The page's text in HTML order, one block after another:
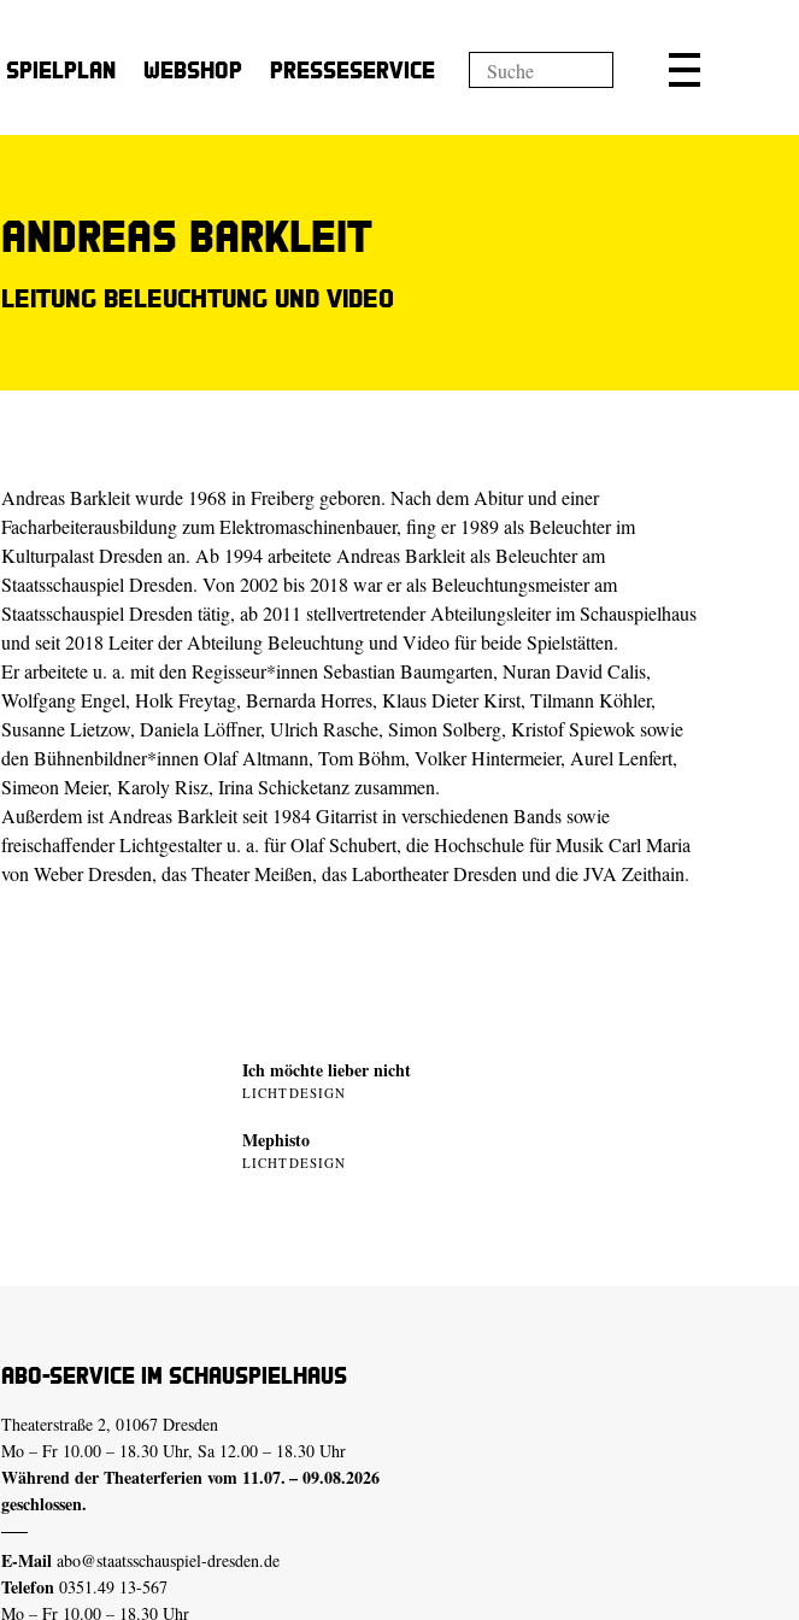
Spielplan Webshop Presseservice
Andreas Barkleit
Leitung Beleuchtung und Video
Andreas Barkleit wurde 1968 in Freiberg geboren. Nach dem Abitur und einer
Facharbeiterausbildung zum Elektromaschinenbauer, fing er 1989 als Beleuchter im
Kulturpalast Dresden an. Ab 1994 arbeitete Andreas Barkleit als Beleuchter am
Staatsschauspiel Dresden. Von 2002 bis 2018 war er als Beleuchtungsmeister am
Staatsschauspiel Dresden tätig, ab 2011 stellvertretender Abteilungsleiter im Schauspielhaus
und seit 2018 Leiter der Abteilung Beleuchtung und Video für beide Spielstätten.
Er arbeitete u. a. mit den Regisseur*innen Sebastian Baumgarten, Nuran David Calis,
Wolfgang Engel, Holk Freytag, Bernarda Horres, Klaus Dieter Kirst, Tilmann Köhler,
Susanne Lietzow, Daniela Löffner, Ulrich Rasche, Simon Solberg, Kristof Spiewok sowie
den Bühnenbildner*innen Olaf Altmann, Tom Böhm, Volker Hintermeier, Aurel Lenfert,
Simeon Meier, Karoly Risz, Irina Schicketanz zusammen.
Außerdem ist Andreas Barkleit seit 1984 Gitarrist in verschiedenen Bands sowie
freischaffender Lichtgestalter u. a. für Olaf Schubert, die Hochschule für Musik Carl Maria
von Weber Dresden, das Theater Meißen, das Labortheater Dresden und die JVA Zeithain.
Ich möchte lieber nicht
LICHTDESIGN
Mephisto
LICHTDESIGN
Abo-Service im Schauspielhaus
Theaterstraße 2, 01067 Dresden
Mo – Fr 10.00 – 18.30 Uhr, Sa 12.00 – 18.30 Uhr
Während der Theaterferien vom 11.07. – 09.08.2026
geschlossen.
E-Mail abo@staatsschauspiel-dresden.de
Telefon 0351.49 13-567
Mo – Fr 10.00 – 18.30 Uhr